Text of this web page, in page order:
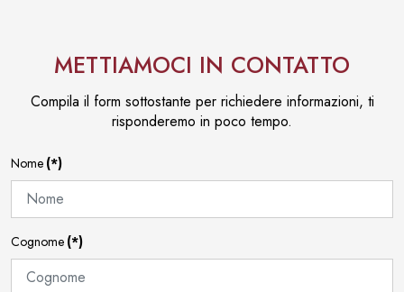
METTIAMOCI IN CONTATTO
Compila il form sottostante per richiedere informazioni, ti
risponderemo in poco tempo.
Nome (*)
Cognome (*)